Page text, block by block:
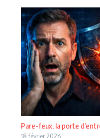
Pare-feux, la porte
18 février 2026